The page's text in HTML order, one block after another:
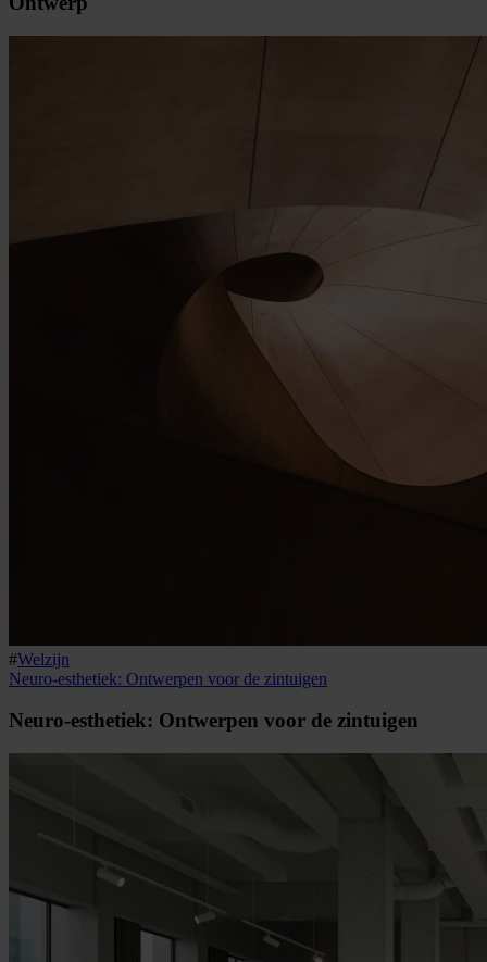
#Welzijn
Neuro-esthetiek: Ontwerpen voor de zintuigen
Neuro-esthetiek: Ontwerpen voor de zintuigen